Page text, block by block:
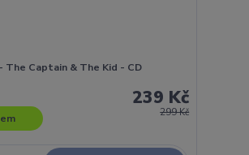
The Captain & The Kid - CD
299 Kč
239 Kč